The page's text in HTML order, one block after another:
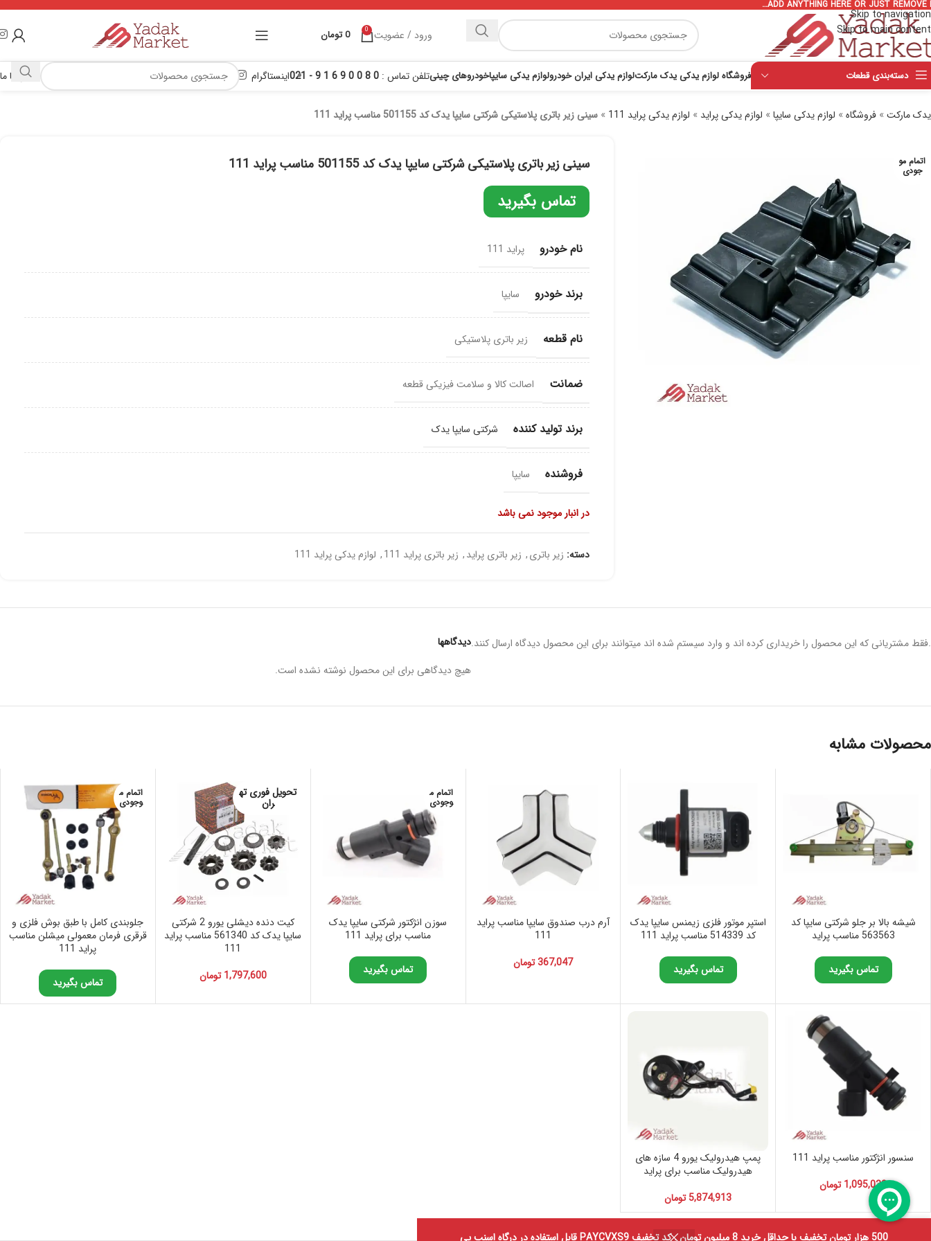
500 هزار تومان تخفیف با حداقل خرید 8 میلیون تومان . کد تخفیف PAYCVXS9 قابل استفاده در درگاه اسنپ پی
Skip to navigation
Skip to main content
ADD ANYTHING HERE OR JUST REMOVE
ورود / عضویت 0
0 تومان
دسته‌بندی قطعات فروشگاه لوازم یدکی یدک مارکتلوازم یدکی ایران خودرولوازم یدکی سایپاخودروهای چینیتلفن تماس : 0 8 0 0 9 6 1 9 - 021 اینستاگرام تماس با ما
یدک مارکت» فروشگاه» لوازم یدکی سایپا» لوازم یدکی پراید » لوازم یدکی پراید 111 » سینی زیر باتری پلاستیکی شرکتی سایپا یدک کد 501155 مناسب پراید 111
اتمام مو
جودی سینی زیر باتری پلاستیکی شرکتی سایپا یدک کد 501155 مناسب پراید 111
تماس بگیرید
نام خودرو پراید 111
برند خودرو سایپا
نام قطعه زیر باتری پلاستیکی
ضمانت اصالت کالا و سلامت فیزیکی قطعه
برند تولید کننده شرکتی سایپا یدک
فروشنده سایپا
در انبار موجود نمی باشد
دسته: زیر باتری, زیر باتری پراید, زیر باتری پراید 111 , لوازم یدکی پراید 111
دیدگاهها
هیچ دیدگاهی برای این محصول نوشته نشده است.
.فقط مشتریانی که این محصول را خریداری کرده اند و وارد سیستم شده اند میتوانند برای این محصول دیدگاه ارسال کنند.
محصولات مشابه
شیشه بالا بر جلو شرکتی سایپا کد
563563 مناسب پراید
تماس بگیرید
استپر موتور فلزی زیمنس سایپا یدک
کد 514339 مناسب پراید 111
تماس بگیرید
آرم درب صندوق سایپا مناسب پراید
111
367,047تومان
اتمام م
وجودی
سوزن انژکتور شرکتی سایپا یدک
مناسب برای پراید 111
تماس بگیرید
تحویل فوری ته
ران
کیت دنده دیشلی یورو 2 شرکتی
سایپا یدک کد 561340 مناسب پراید
111
1,797,600 تومان
اتمام م
وجودی
جلوبندی کامل با طبق بوش فلزی و
قرقری فرمان معمولی میشلن مناسب
پراید 111
تماس بگیرید
سنسور انژکتور مناسب پراید 111
1,095,030 تومان
پمپ هیدرولیک یورو 4 سازه های
هیدرولیک مناسب برای پراید
5,874,913 تومان